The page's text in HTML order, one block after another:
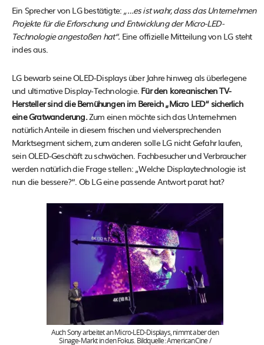
Ein Sprecher von LG bestätigte: „…es ist wahr, dass das Unternehmen
Projekte für die Erforschung und Entwicklung der Micro-LED-
Technologie angestoßen hat“. Eine offizielle Mitteilung von LG steht
indes aus.
LG bewarb seine OLED-Displays über Jahre hinweg als überlegene
und ultimative Display-Technologie. Für den koreanischen TV-
Hersteller sind die Bemühungen im Bereich „Micro LED“ sicherlich
eine Gratwanderung.Zum einen möchte sich das Unternehmen
natürlich Anteile in diesem frischen und vielversprechenden
Marktsegment sichern, zum anderen solle LG nicht Gefahr laufen,
sein OLED-Geschäft zu schwächen. Fachbesucher und Verbraucher
werden natürlich die Frage stellen: „Welche Displaytechnologie ist
nun die bessere?“. Ob LG eine passende Antwort parat hat?
Auch Sony arbeitet an Micro-LED-Displays, nimmt aber den
Sinage-Markt in den Fokus. Bildquelle: AmericanCine /